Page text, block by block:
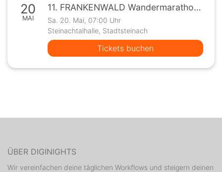
20
MAI
11. FRANKENWALD Wandermarathon 2023
Sa. 20. Mai, 07:00 Uhr
Steinachtalhalle, Stadtsteinach
Tickets buchen
ÜBER DIGINIGHTS
Wir vereinfachen deine täglichen Workflows und steigern deinen